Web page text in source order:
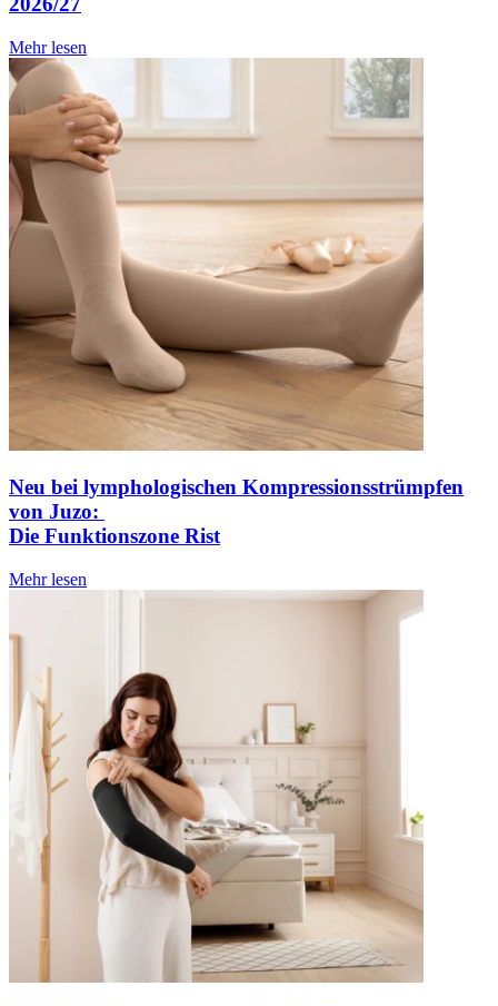
Mehr lesen
Neu bei lymphologischen Kompressionsstrümpfen
von Juzo:
Die Funktionszone Rist
Mehr lesen